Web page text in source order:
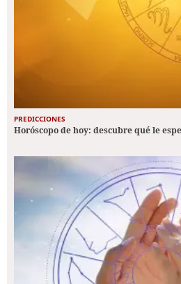
PREDICCIONES
Horóscopo de hoy: descubre qué le